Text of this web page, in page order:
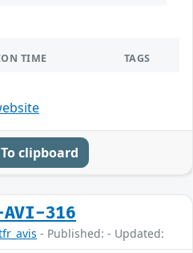
TIME TAGS
To clipboard
AVI-316
- Published: - Updated: